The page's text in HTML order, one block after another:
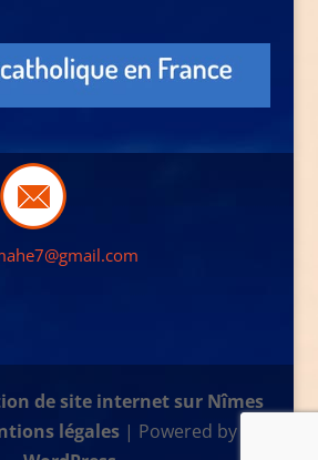
de site internet sur Nîmes
légales | Powered by